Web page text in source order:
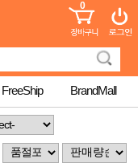
0
FreeShip BrandMall